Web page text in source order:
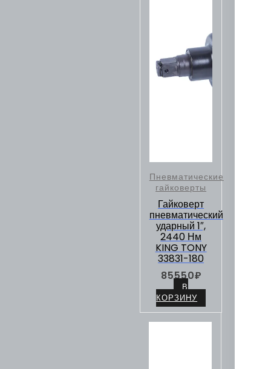
Пневматические
гайковерты
Гайковерт
пневматический
ударный 1″,
2440 Нм
KING TONY
33831-180
85550₽
В
КОРЗИНУ